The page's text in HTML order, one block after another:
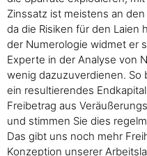
Zinssatz ist meistens an
da die Risiken für den Laien
der Numerologie widmet er
Experte in der Analyse von
wenig dazuzuverdienen. So
ein resultierendes
Freibetrag aus
und stimmen Sie dies
Das gibt uns noch mehr
Konzeption unserer